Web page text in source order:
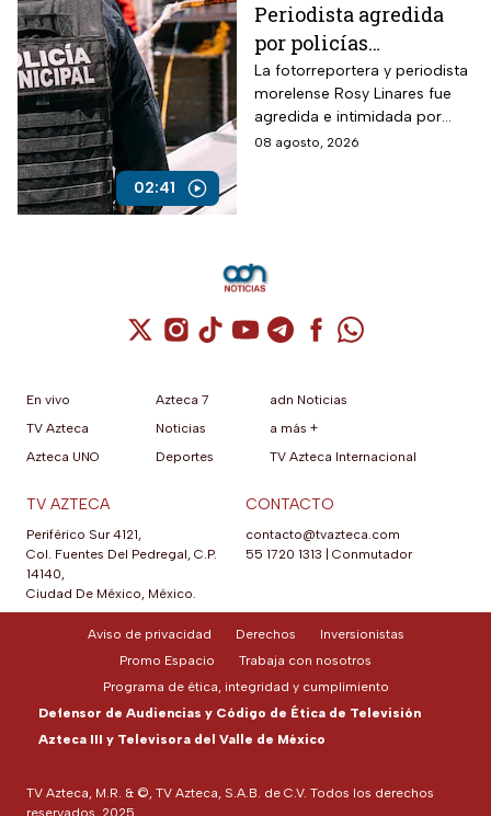
02:41
Periodista agredida
por policías
municipales
La fotorreportera y periodista
morelense Rosy Linares fue
agredida e intimidada por
elementos de la policía
08 agosto, 2026
Cuenta de X / Twitter (se abre en una
Cuenta de Instagram (se abre en una
Cuenta de TikTok (se abre en
Cuenta de YouTube (se abre
Cuenta de Telegram (se
Cuenta de
Cuenta de
En vivo
TV Azteca
Azteca UNO
Azteca 7
Noticias
Deportes
adn Noticias
a más +
TV Azteca Internacional
TV AZTECA
Periférico Sur 4121,
Col. Fuentes Del Pedregal, C.P.
14140,
Ciudad De México, México.
CONTACTO
contacto@tvazteca.com
55 1720 1313
Conmutador
TV Azteca, M.R. & ©, TV Azteca, S.A.B. de C.V. Todos los derechos
reservados, 2025.
Aviso de privacidad Derechos
Inversionistas
Promo Espacio
Trabaja con nosotros
Programa de ética, integridad y cumplimiento
Defensor de Audiencias y Código de Ética de Televisión
Azteca III y Televisora del Valle de México